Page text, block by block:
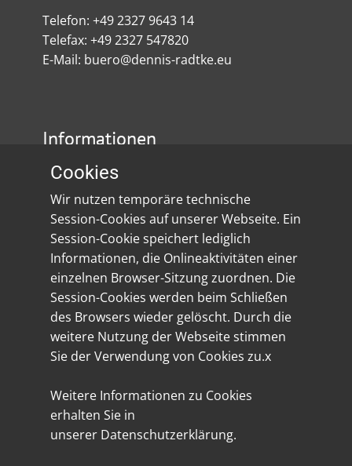
Telefon: +49 2327 9643 14
Telefax: +49 2327 547820
E-Mail: buero@dennis-radtke.eu
Informationen
Impressum
Datenschutz
Social Media
Cookies
Wir nutzen temporäre technische
Session-Cookies auf unserer Webseite. Ein
Session-Cookie speichert lediglich
Informationen, die Onlineaktivitäten einer
einzelnen Browser-Sitzung zuordnen. Die
Session-Cookies werden beim Schließen
des Browsers wieder gelöscht. Durch die
weitere Nutzung der Webseite stimmen
Sie der Verwendung von Cookies zu.x
Weitere Informationen zu Cookies
erhalten Sie in
unserer Datenschutzerklärung.